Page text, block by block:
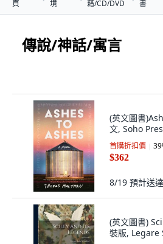
頁
境
籍/CD/DVD
書
傳說/神話/寓言
(英文圖書
文, Soho
首購折扣價 39
$362
8/19 預計送達
(英文圖書)
裝版, Legare